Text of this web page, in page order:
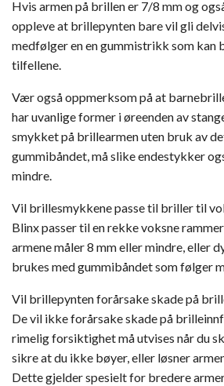
Hvis armen på brillen er 7/8 mm og
oppleve at brillepynten bare vil gli
medfølger en en gummistrikk som kan
tilfellene.
Vær også oppmerksom på at
har uvanlige former i øreenden av
smykket på brillearmen uten bruk av
gummibåndet, må slike endestykker
mindre.
Vil brillesmykkene passe til briller til
Blinx passer til en rekke voksne
armene måler 8 mm eller mindre, eller
brukes med gummibåndet som følger
Vil brillepynten forårsake skade på
De vil ikke forårsake skade på
rimelig forsiktighet må utvises når du
sikre at du ikke bøyer, eller løsner
Dette gjelder spesielt for bredere